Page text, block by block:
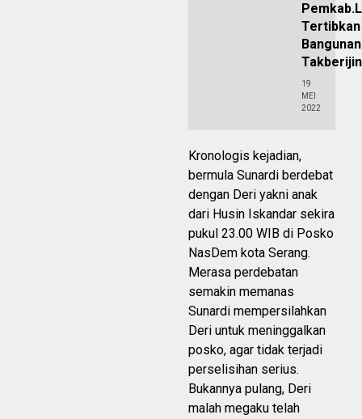
Tertibkan
Bangunan
19
MEI
2022
Kronologis kejadian,
bermula Sunardi berdebat
dengan Deri yakni anak
dari Husin Iskandar sekira
pukul 23.00 WIB di Posko
NasDem kota Serang.
Merasa perdebatan
semakin memanas
Sunardi mempersilahkan
Deri untuk meninggalkan
posko, agar tidak terjadi
perselisihan serius.
Bukannya pulang, Deri
malah megaku telah